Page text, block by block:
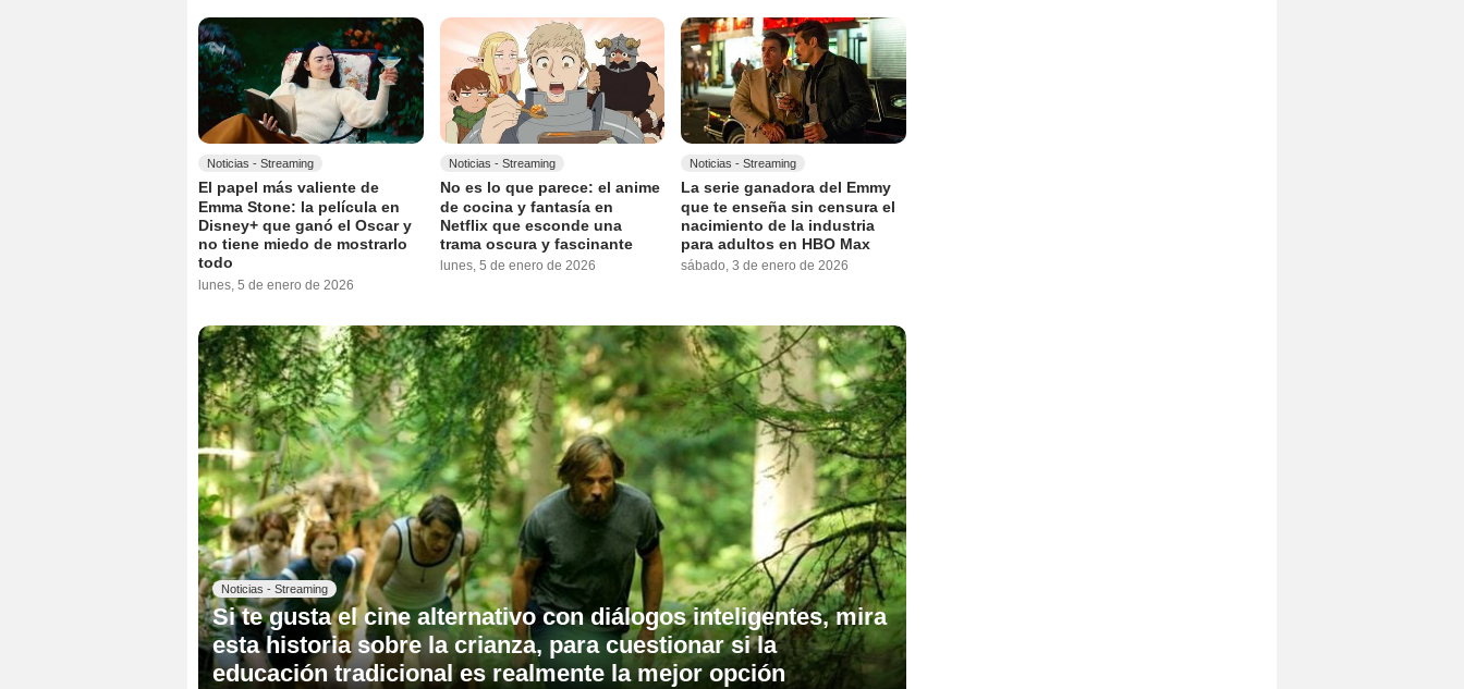
Noticias - Streaming
El papel más valiente de
Emma Stone: la película en
Disney+ que ganó el Oscar y
no tiene miedo de mostrarlo
todo
lunes, 5 de enero de 2026
Noticias - Streaming
No es lo que parece: el anime
de cocina y fantasía en
Netflix que esconde una
trama oscura y fascinante
lunes, 5 de enero de 2026
Noticias - Streaming
La serie ganadora del Emmy
que te enseña sin censura el
nacimiento de la industria
para adultos en HBO Max
sábado, 3 de enero de 2026
Noticias - Streaming
Si te gusta el cine alternativo con diálogos inteligentes, mira
esta historia sobre la crianza, para cuestionar si la
educación tradicional es realmente la mejor opción